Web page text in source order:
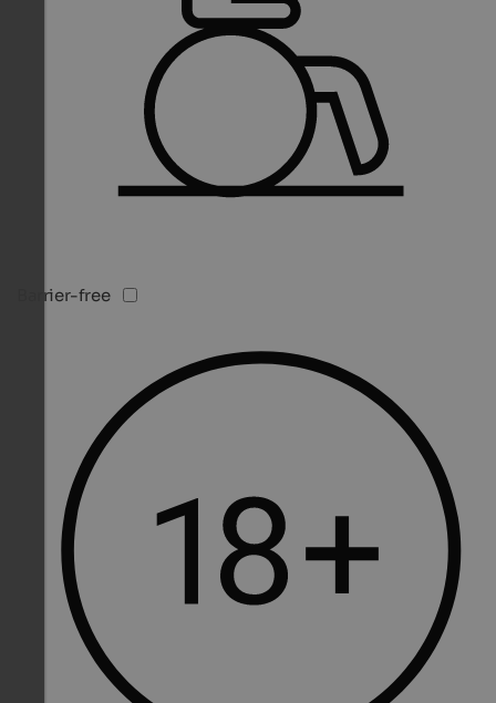
Barrier-free